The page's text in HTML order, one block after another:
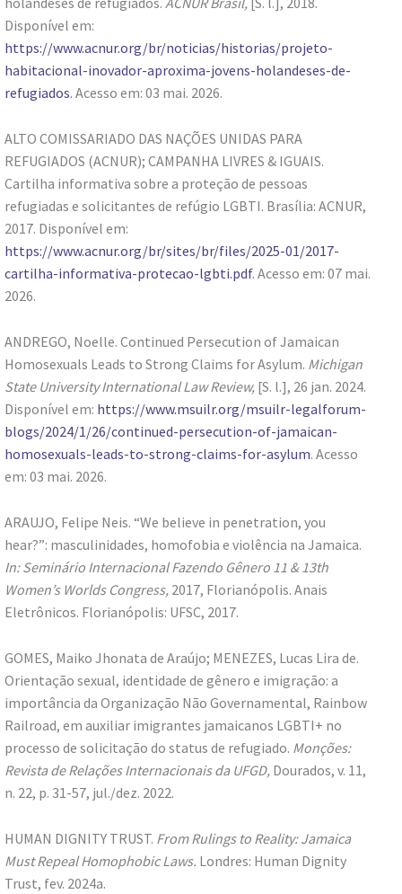
Disponível em:
https://www.acnur.org/br/noticias/historias/projeto-
habitacional-inovador-aproxima-jovens-holandeses-de-
refugiados. Acesso em: 03 mai. 2026.
ALTO COMISSARIADO DAS NAÇÕES UNIDAS PARA
REFUGIADOS (ACNUR); CAMPANHA LIVRES & IGUAIS.
Cartilha informativa sobre a proteção de pessoas
refugiadas e solicitantes de refúgio LGBTI. Brasília: ACNUR,
2017. Disponível em:
https://www.acnur.org/br/sites/br/files/2025-01/2017-
cartilha-informativa-protecao-lgbti.pdf. Acesso em: 07 mai.
2026.
ANDREGO, Noelle. Continued Persecution of Jamaican
Homosexuals Leads to Strong Claims for Asylum. Michigan
State University International Law Review, [S. l.], 26 jan. 2024.
Disponível em: https://www.msuilr.org/msuilr-legalforum-
blogs/2024/1/26/continued-persecution-of-jamaican-
homosexuals-leads-to-strong-claims-for-asylum. Acesso
em: 03 mai. 2026.
ARAUJO, Felipe Neis. “We believe in penetration, you
hear?”: masculinidades, homofobia e violência na Jamaica.
In: Seminário Internacional Fazendo Gênero 11 & 13th
Women’s Worlds Congress, 2017, Florianópolis. Anais
Eletrônicos. Florianópolis: UFSC, 2017.
GOMES, Maiko Jhonata de Araújo; MENEZES, Lucas Lira de.
Orientação sexual, identidade de gênero e imigração: a
importância da Organização Não Governamental, Rainbow
Railroad, em auxiliar imigrantes jamaicanos LGBTI+ no
processo de solicitação do status de refugiado. Monções:
Revista de Relações Internacionais da UFGD, Dourados, v. 11,
n. 22, p. 31-57, jul./dez. 2022.
HUMAN DIGNITY TRUST. From Rulings to Reality: Jamaica
Must Repeal Homophobic Laws. Londres: Human Dignity
Trust, fev. 2024a.